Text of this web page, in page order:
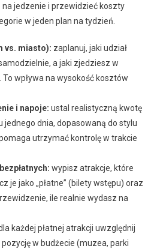
jedzenie i przewidzieć koszty
w jeden plan na tydzień.
vs. miasto): zaplanuj, jaki udział
a jaki zjedziesz w
wpływa na wysokość kosztów
i napoje: ustal realistyczną kwotę
jednego dnia, dopasowaną do stylu
utrzymać kontrolę w trakcie
wypisz atrakcje, które
je jako „płatne” (bilety wstępu) oraz
ile realnie wydasz na
każdej płatnej atrakcji uwzględnij
w budżecie (muzea, parki